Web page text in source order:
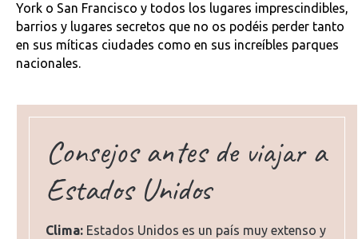
York o San Francisco y todos los lugares imprescindibles,
barrios y lugares secretos que no os podéis perder tanto
en sus míticas ciudades como en sus increíbles parques
nacionales.
Consejos antes de viajar a
Estados Unidos
Clima: Estados Unidos es un país muy extenso y